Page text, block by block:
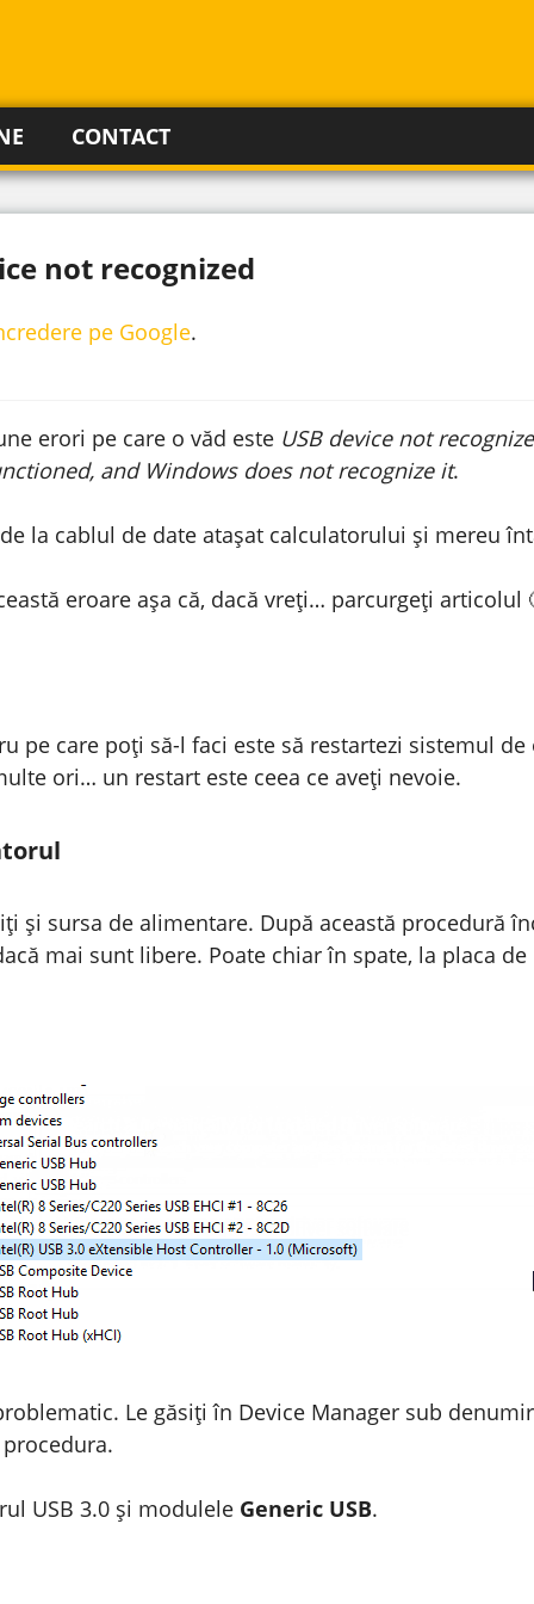
CONTACT
not recognized
pe Google.
erori pe care o văd este USB device not
and Windows does not recognize it.
la cablul de date atașat calculatorului și mereu
eroare așa că, dacă vreți… parcurgeți articolul
pe care poți să-l faci este să restartezi sistemul
ori… un restart este ceea ce aveți nevoie.
și sursa de alimentare. După această procedură
mai sunt libere. Poate chiar în spate, la placa de
Le găsiți în Device Manager sub
USB 3.0 și modulele Generic USB.